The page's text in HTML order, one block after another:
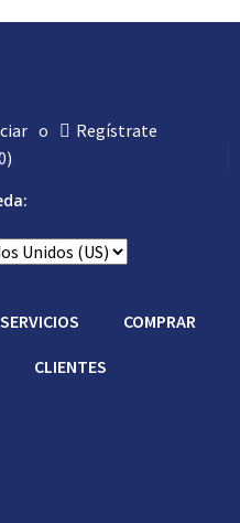
o
Regístrate
)
SERVICIOS COMPRAR
CLIENTES